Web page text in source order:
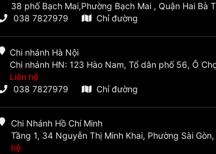
38 phố Bạch Mai,Phường Bạch Mai , Quận Hai Bà
038 7827979
Chỉ đường
Chi nhánh Hà Nội
Chi nhánh HN: 123 Hào Nam, Tổ dân phố 56, Ô
Liên hệ
038 7827979
Chỉ đường
Chi Nhánh Hồ Chí Minh
Tầng 1, 34 Nguyễn Thị Minh Khai, Phường Sài
hệ